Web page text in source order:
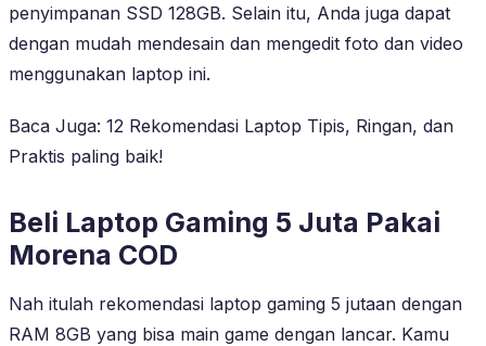
penyimpanan SSD 128GB. Selain itu, Anda juga dapat
dengan mudah mendesain dan mengedit foto dan video
menggunakan laptop ini.
Baca Juga: 12 Rekomendasi Laptop Tipis, Ringan, dan
Praktis paling baik!
Beli Laptop Gaming 5 Juta Pakai
Morena COD
Nah itulah rekomendasi laptop gaming 5 jutaan dengan
RAM 8GB yang bisa main game dengan lancar. Kamu